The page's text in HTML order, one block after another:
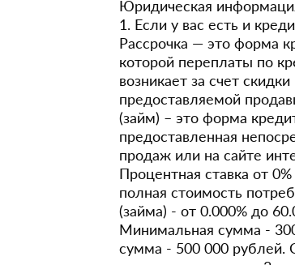
Юридическая
1. Если у вас есть и
Рассрочка — это форма
которой переплаты по
возникает за счет скидки
предоставляемой
(займ) – это форма
предоставленная
продаж или на сайте
Процентная ставка от
полная стоимость
(займа) - от 0.000% до
Минимальная сумма -
сумма - 500 000 рублей.